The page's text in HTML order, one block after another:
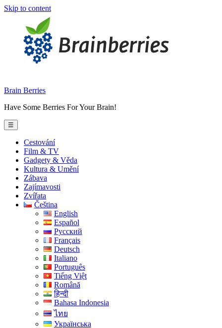
Skip to content
Brain Berries
Have Some Berries For Your Brain!
☰
Cestování
Film & TV
Gadgety & Věda
Kultura & Umění
Zábava
Zajímavosti
Zvířata
Čeština
English
Español
Русский
Français
Deutsch
Italiano
Português
Tiếng Việt
Română
हिन्दी
Bahasa Indonesia
ไทย
Українська